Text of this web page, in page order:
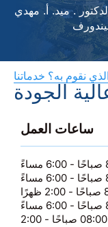
. ميد. أ. مهدي
نقوم به؟ خدماتنا
الجودة
ساعات العمل
الجمعة -------- 08:00 صباحًا - 2:00